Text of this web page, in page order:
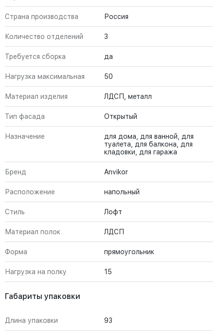
Страна производства Россия
Количество отделений 3
Требуется сборка да
Нагрузка максимальная 50
Материал изделия ЛДСП, металл
Тип фасада Открытый
Назначение
для дома, для ванной, для
туалета, для балкона, для
кладовки, для гаража
Бренд Anvikor
Расположение напольный
Стиль Лофт
Материал полок ЛДСП
Форма прямоугольник
Нагрузка на полку 15
Габариты упаковки
Длина упаковки 93